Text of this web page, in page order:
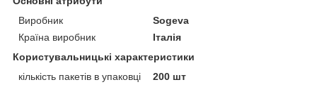
Виробник
Sogeva
Країна виробник
Італія
Користувальницькі характеристики
кількість пакетів в упаковці
200 шт